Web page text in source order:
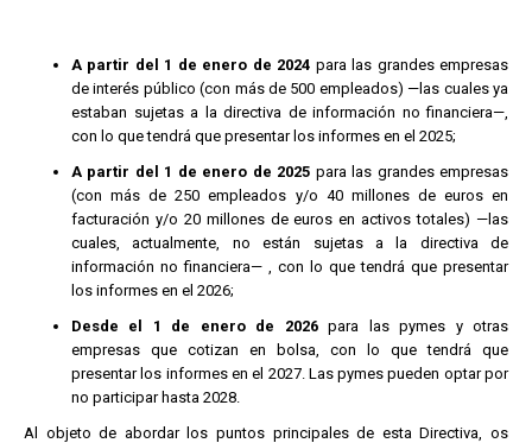
A partir del 1 de enero de 2024 para las grandes empresas
de interés público (con más de 500 empleados) —las cuales ya
estaban sujetas a la directiva de información no financiera—,
con lo que tendrá que presentar los informes en el 2025;
A partir del 1 de enero de 2025 para las grandes empresas
(con más de 250 empleados y/o 40 millones de euros en
facturación y/o 20 millones de euros en activos totales) —las
cuales, actualmente, no están sujetas a la directiva de
información no financiera— , con lo que tendrá que presentar
los informes en el 2026;
Desde el 1 de enero de 2026 para las pymes y otras
empresas que cotizan en bolsa, con lo que tendrá que
presentar los informes en el 2027. Las pymes pueden optar por
no participar hasta 2028.
Al objeto de abordar los puntos principales de esta Directiva, os